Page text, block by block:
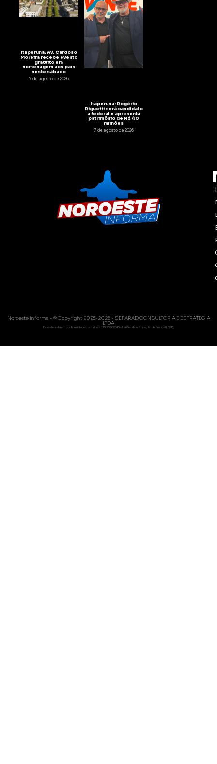
Itaperuna: Av. Cardoso
Moreira recebe evento
gratuito em
homenagem aos pais
neste sábado
7 de agosto de 2026
Itaperuna: Rogério
Riguetti será candidato
a federal e apresenta
patrimônio de R$ 40
milhões
7 de agosto de 2026
Noroeste Informa - © Copyright 2023-2025 - SEFARAD CONSULTORIA E ESTRATÉGIA
LTDA
Este site está em conformidade com a Lei nº 13.709/2018 - Lei Geral de Proteção de Dados (LGPD)